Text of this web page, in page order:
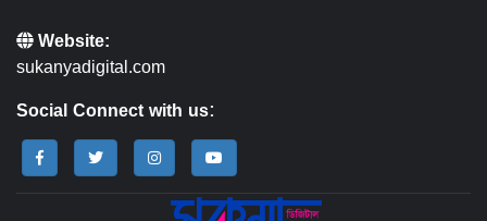
Website:
sukanyadigital.com
Social Connect with us: